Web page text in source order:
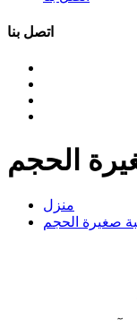
اتصل بنا
الحجم
منزل
صغيرة الحجم